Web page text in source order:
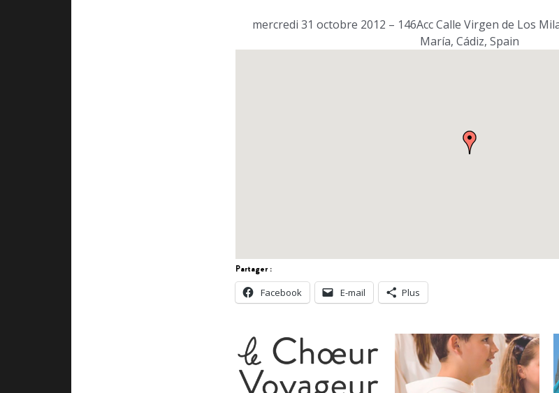
mercredi 31 octobre 2012 – 146Acc Calle Virgen de Los
María, Cádiz, Spain
Partager :
Facebook
E-mail Plus